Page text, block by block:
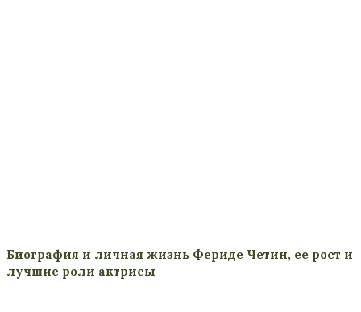
Биография и личная жизнь Фериде Четин, ее рост и
лучшие роли актрисы